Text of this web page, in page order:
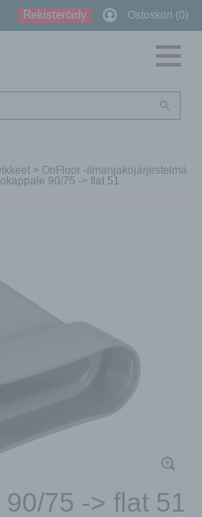
Rekisteröidy Ostoskori (0)
> OnFloor -ilmanjakojärjestelmä
90/75 -> flat 51
75 -> flat 51